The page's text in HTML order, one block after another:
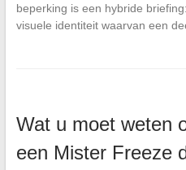
beperking is een hybride
visuele identiteit waarvan een
Wat u moet weten
een Mister Freeze